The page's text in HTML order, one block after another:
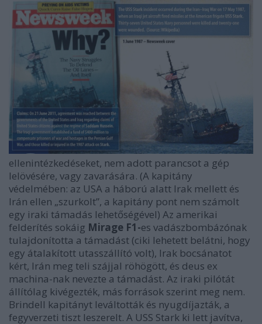
ellenintézkedéseket, nem adott parancsot a gép
lelövésére, vagy zavarására. (A kapitány
védelmében: az USA a háború alatt Irak mellett és
Irán ellen „szurkolt”, a kapitány pont nem számolt
egy iraki támadás lehetőségével) Az amerikai
felderítés sokáig Mirage F1-es vadászbombázónak
tulajdonította a támadást (ciki lehetett belátni, hogy
egy átalakított utasszállító volt), Irak bocsánatot
kért, Irán meg teli szájjal röhögött, és deus ex
machina-nak nevezte a támadást. Az iraki pilótát
állítólag kivégezték, más források szerint meg nem.
Brindell kapitányt leváltották és nyugdíjazták, a
fegyverzeti tiszt leszerelt. A USS Stark ki lett javítva,